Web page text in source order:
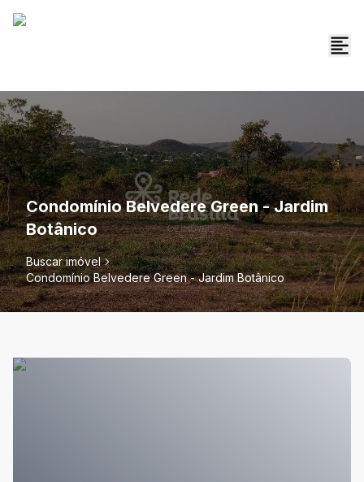
Condomínio Belvedere Green - Jardim
Botânico
Buscar imóvel
Condomínio Belvedere Green - Jardim Botânico